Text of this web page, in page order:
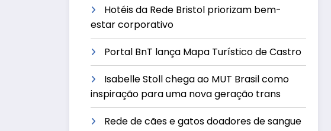
Hotéis da Rede Bristol priorizam bem-
estar corporativo
Portal BnT lança Mapa Turístico de Castro
Isabelle Stoll chega ao MUT Brasil como
inspiração para uma nova geração trans
Rede de cães e gatos doadores de sangue